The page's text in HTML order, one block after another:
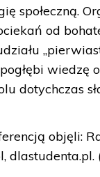
społeczną.
od
wiedzę
dotychczas
objęli:
dlastudenta.pl.